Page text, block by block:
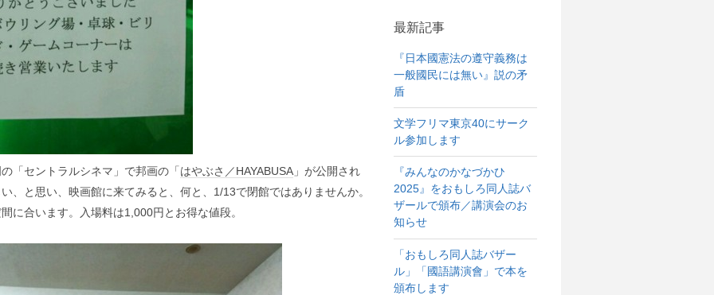
「セントラルシネマ」で邦画の「はやぶさ／HAYABUSA 」が公開され
、と思い、映画館に来てみると、何と、1/13で閉館ではありませんか。
に合います。入場料は1,000円とお得な値段。
最新記事
『日本國憲法の遵守義務は
一般國民には無い』説の矛
盾
文学フリマ東京40にサーク
ル参加します
『みんなのかなづかひ
2025』をおもしろ同人誌バ
ザールで頒布／講演会のお
知らせ
「おもしろ同人誌バザー
ル」「國語講演會」で本を
頒布します